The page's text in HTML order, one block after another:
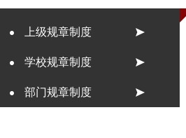
上级规章制度
学校规章制度
部门规章制度